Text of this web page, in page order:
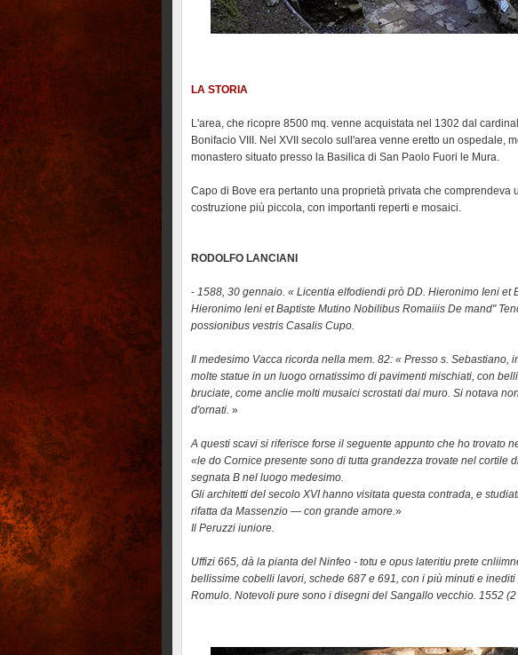
LA STORIA
L'area, che ricopre 8500 mq. venne acquistata nel 1302 dal
Bonifacio VIII. Nel XVII secolo sull'area venne eretto un ospedale,
monastero situato presso la Basilica di San Paolo Fuori le Mura.
Capo di Bove era pertanto una proprietà privata che comprendeva
costruzione più piccola, con importanti reperti e mosaici.
RODOLFO LANCIANI
- 1588, 30 gennaio. « Licentia elfodiendi prò DD. Hieronimo Ieni et
Hieronimo leni et Baptiste Mutino Nobilibus Romaiiis De mand"
possionibus vestris Casalis Cupo.
Il medesimo Vacca ricorda nella mem. 82: « Presso s. Sebastiano,
molte statue in un luogo ornatissimo di pavimenti mischiati, con
bruciate, come anclie molti musaici scrostati dai muro. Si notava
d'ornati. »
A questi scavi si riferisce forse il seguente appunto che ho trovato
«le do Cornice presente sono di tutta grandezza trovate nel cortile
segnata B nel luogo medesimo.
Gli architetti del secolo XVI hanno visitata questa contrada, e
rifatta da Massenzio — con grande amore.»
Il Peruzzi iuniore.
Uffizi 665, dà la pianta del Ninfeo - totu e opus lateritiu prete
bellissime cobelli lavori, schede 687 e 691, con i più minuti e
Romulo. Notevoli pure sono i disegni del Sangallo vecchio. 1552 (2